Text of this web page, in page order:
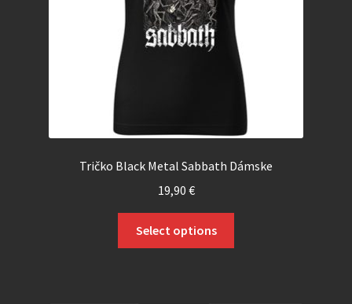
Tričko Black Metal Sabbath Dámske
19,90 €
Select options